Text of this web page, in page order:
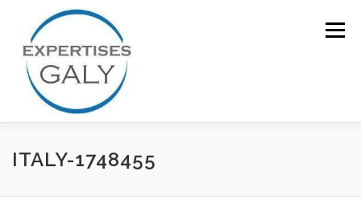
contenu
Menu
ACCUEIL NOTRE EXPERTISE
ITALY-1748455